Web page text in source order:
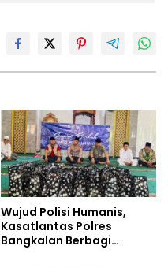
Wujud Polisi Humanis,
Kasatlantas Polres
Bangkalan Berbagi